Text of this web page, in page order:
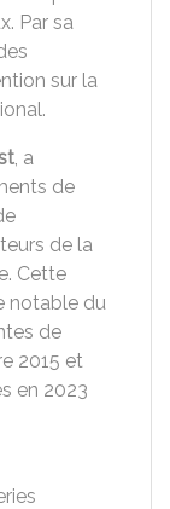
Par sa
sur la
, a
de
de la
Cette
notable du
de
2015 et
en 2023